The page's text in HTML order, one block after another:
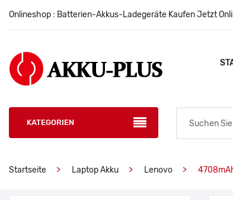
Onlineshop : Batterien-Akkus-Ladegeräte Kaufen Jetzt
KATEGORIEN
Startseite Laptop Akku Lenovo